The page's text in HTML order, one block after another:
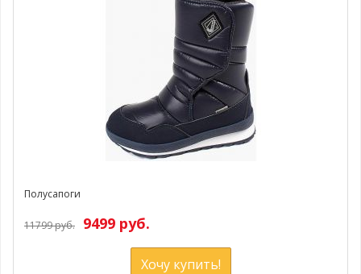
Полусапоги
11799 руб. 9499 руб.
Хочу купить!